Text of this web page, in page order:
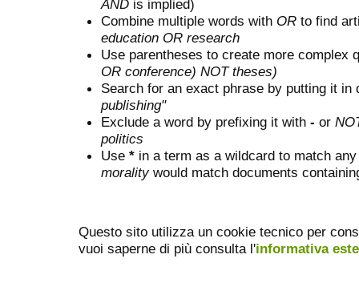
AND is implied)
Combine multiple words with OR to find
education OR research
Use parentheses to create more complex
OR conference) NOT theses)
Search for an exact phrase by putting it
publishing"
Exclude a word by prefixing it with - or
politics
Use * in a term as a wildcard to match
moralitywould match documents
Questo sito utilizza un cookie tecnico per
vuoi saperne di più consulta l'informativa